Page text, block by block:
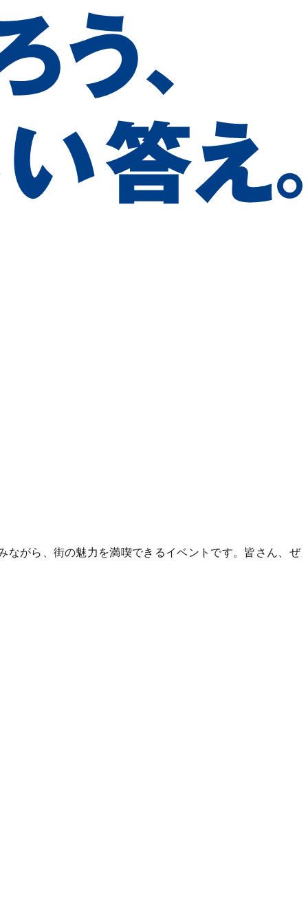
ながら、街の魅力を満喫できるイベントです。皆さん、ぜ